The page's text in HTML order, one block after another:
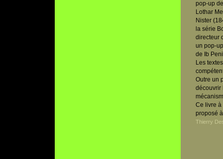
pop-up
Lothar
Nister
la série
directeur
un pop-
de Ib
Les
Outre un
découvrir
Ce livre à
proposé
Thierry